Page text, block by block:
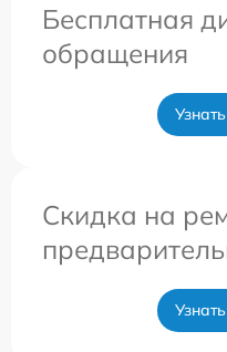
Бесплатная
обращения
Скидка на